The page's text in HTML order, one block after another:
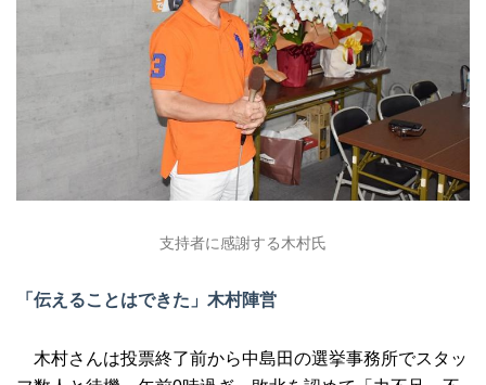
支持者に感謝する木村氏
「伝えることはできた」木村陣営
木村さんは投票終了前から中島田の選挙事務所でスタッ